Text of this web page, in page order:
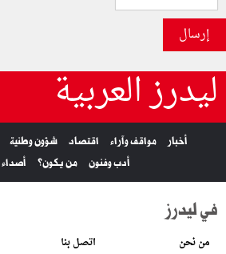
إرسال
ليدرز العربية
أخبار مواقف وآراء اقتصاد شؤون وطنية
أدب وفنون
من يكون؟
في ليدرز
من نحن اتصل بنا